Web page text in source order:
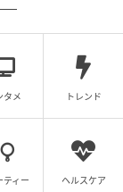
タメ トレンド
ティー ヘルスケア